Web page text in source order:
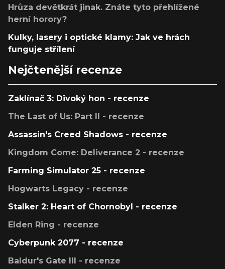
Hrůza devětkrát jinak. Znáte tyto přehlížené
herní horory?
Kulky, lasery i optické klamy: Jak ve hrách
funguje střílení
Nejčtenější recenze
Zaklínač 3: Divoký hon - recenze
The Last of Us: Part II - recenze
Assassin's Creed Shadows - recenze
Kingdom Come: Deliverance 2 - recenze
Farming Simulator 25 - recenze
Hogwarts Legacy - recenze
Stalker 2: Heart of Chornobyl - recenze
Elden Ring - recenze
Cyberpunk 2077 - recenze
Baldur's Gate III - recenze